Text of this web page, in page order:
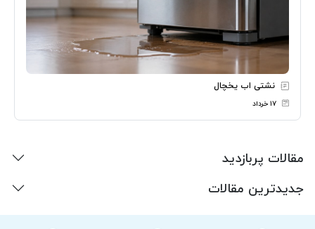
نشتی اب یخچال
۱۷ خرداد
مقالات پربازدید
جدیدترین مقالات